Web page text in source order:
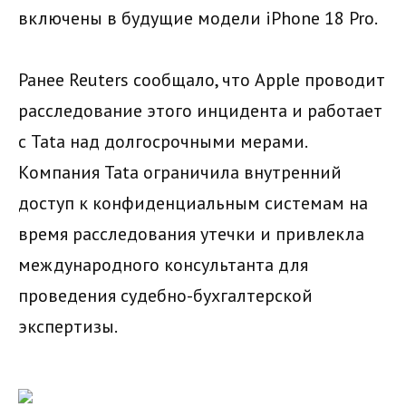
включены в будущие модели iPhone 18 Pro.
Ранее Reuters сообщало, что Apple проводит
расследование этого инцидента и работает
с Tata над долгосрочными мерами.
Компания Tata ограничила внутренний
доступ к конфиденциальным системам на
время расследования утечки и привлекла
международного консультанта для
проведения судебно-бухгалтерской
экспертизы.